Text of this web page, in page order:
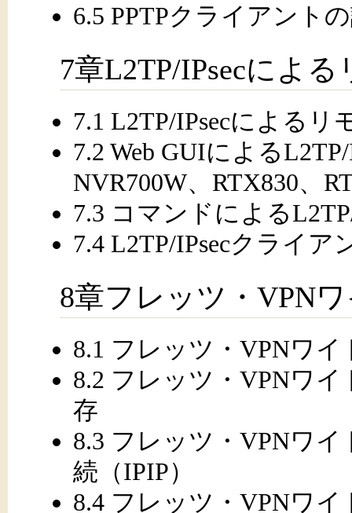
6.5 PPTPクライアント
7章L2TP/IPsecによ
7.1 L2TP/IPsecによる
7.2 Web GUIによる
NVR700W、RTX830、
7.3 コマンドによる
7.4 L2TP/IPsecクライア
8章フレッツ・VPN
8.1 フレッツ・VPNワイ
8.2 フレッツ・VPNワ
存
8.3 フレッツ・VPNワ
続（IPIP）
8.4 フレッツ・VPNワ